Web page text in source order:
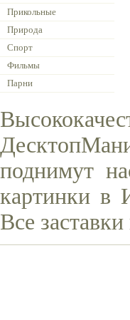
Прикольные
Природа
Спорт
Фильмы
Парни
поднимут
картинки в
Все